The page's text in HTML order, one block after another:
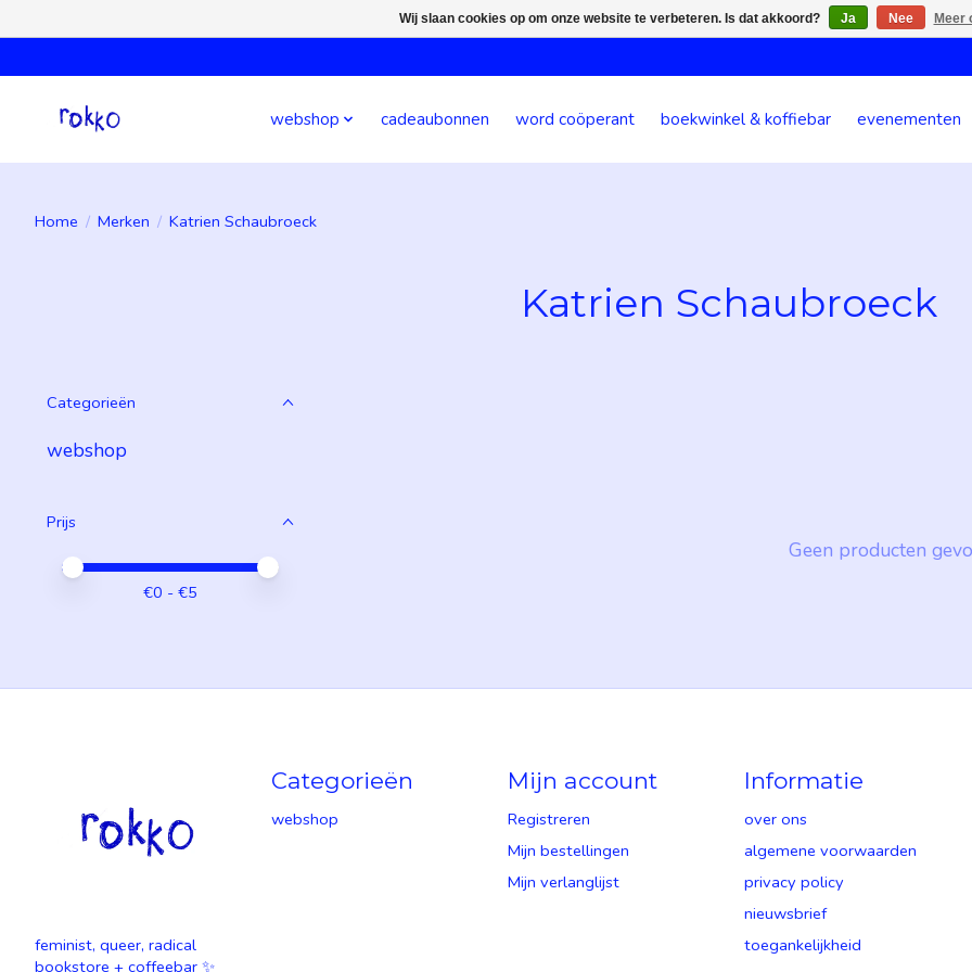
webshop cadeaubonnen word coöperant boekwinkel & koffiebar evenementen
Home / Merken / Katrien Schaubroeck
Katrien Schaubroeck
Categorieën
webshop
Prijs
Minimale prijswaarde
Price maximum value
€0 - €5
Geen producten
feminist, queer, radical
bookstore + coffeebar ✨
Categorieën
webshop
Mijn account
Registreren
Mijn bestellingen
Mijn verlanglijst
Informatie
over ons
algemene voorwaarden
privacy policy
nieuwsbrief
toegankelijkheid
Wij slaan cookies op om onze website te verbeteren. Is dat akkoord? Ja Nee Meer